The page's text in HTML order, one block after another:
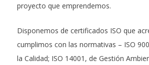
proyecto que emprendemos.
Disponemos de certificados ISO que
cumplimos con las normativas – ISO
la Calidad; ISO 14001, de Gestión